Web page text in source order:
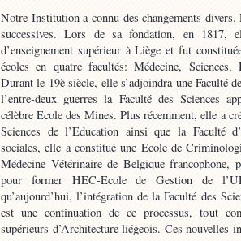
Notre Institution a connu des changements
successives. Lors de sa fondation, en 1817,
d’enseignement supérieur à Liège et fut
écoles en quatre facultés: Médecine,
Durant le 19è siècle, elle s’adjoindra une Faculté
l’entre-deux guerres la Faculté des Sciences
célèbre Ecole des Mines. Plus récemment, elle a
Sciences de l’Education ainsi que la Faculté
sociales, elle a constitué une Ecole de
Médecine Vétérinaire de Belgique
pour former HEC-Ecole de Gestion de
qu’aujourd’hui, l’intégration de la Faculté des
est une continuation de ce processus, tout
supérieurs d’Architecture liégeois. Ces nouvelles